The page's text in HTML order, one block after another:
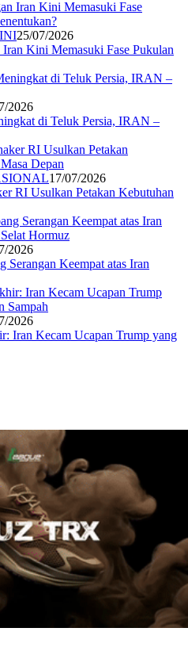
25/07/2026
Kini Memasuki Fase Pukulan
2026
di Teluk Persia, IRAN –
17/07/2026
RI Usulkan Petakan Kebutuhan
2026
Serangan Keempat atas Iran
2026
Iran Kecam Ucapan Trump yang